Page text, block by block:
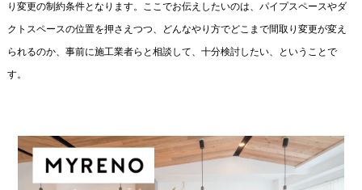
り変更の制約条件となります。ここでお伝えしたいのは、パイプスペースやダ
クトスペースの位置を押さえつつ、どんなやり方でどこまで間取り変更が変え
られるのか、事前に施工業者らと相談して、十分検討したい、ということで
す。